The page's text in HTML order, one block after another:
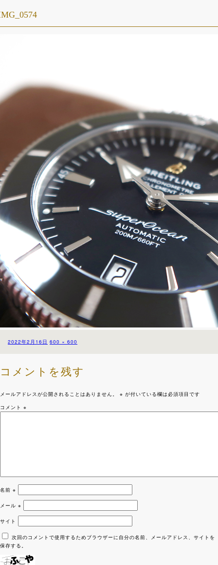
投
2022年2月16日 フ
イ
ズ
600 × 600
コメントを残す
メールアドレスが公開されることはありません。 ※ が付いている欄は必須項目です
コメント ※
名前 ※
メール ※
サイト
次回のコメントで使用するためブラウザーに自分の名前、メールアドレス、サイトを
保存する。